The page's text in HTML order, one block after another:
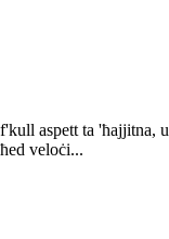
aspett ta 'ħajjitna,
veloċi...